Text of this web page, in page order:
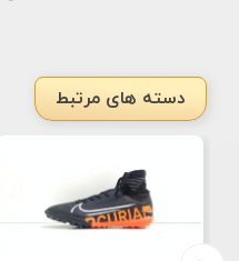
دسته های مرتبط